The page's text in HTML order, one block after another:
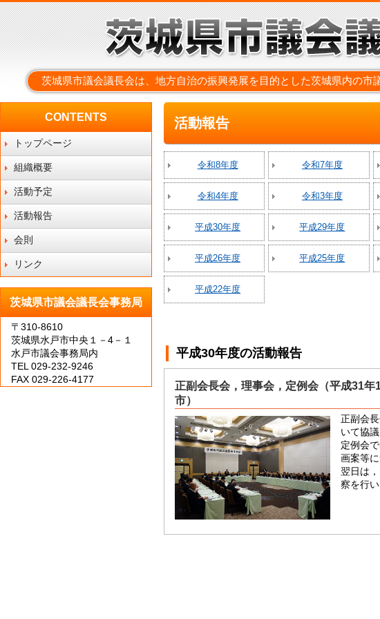
茨城県市議会議長会は、地方自治の振興発展を目的とした茨城県内の市
CONTENTS
トップページ
組織概要
活動予定
活動報告
会則
リンク
茨城県市議会議長会事務局
〒310-8610
茨城県水戸市中央１－4－１
水戸市議会事務局内
TEL 029-232-9246
FAX 029-226-4177
活動報告
令和8年度 令和7年度
令和4年度 令和3年度
平成30年度 平成29年度
平成26年度 平成25年度
平成22年度
平成30年度の活動報告
正副会長会，理事会，定例会（平成31
市）
正副会
いて協議
定例会
画案等
翌日は
察を行い